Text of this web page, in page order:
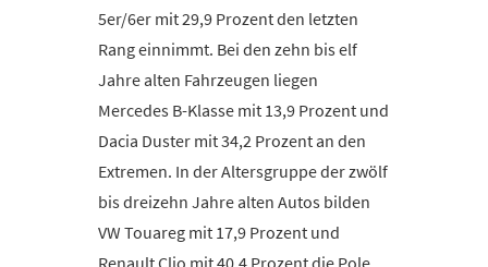
5er/6er mit 29,9 Prozent den letzten
Rang einnimmt. Bei den zehn bis elf
Jahre alten Fahrzeugen liegen
Mercedes B-Klasse mit 13,9 Prozent und
Dacia Duster mit 34,2 Prozent an den
Extremen. In der Altersgruppe der zwölf
bis dreizehn Jahre alten Autos bilden
VW Touareg mit 17,9 Prozent und
Renault Clio mit 40,4 Prozent die Pole.